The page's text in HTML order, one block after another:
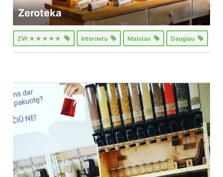
Zeroteka
ZW ★★★★★ Internetu Maistas Daugiau